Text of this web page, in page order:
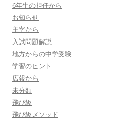
6年生の担任から
お知らせ
主宰から
入試問題解説
地方からの中学受験
学習のヒント
広報から
未分類
飛び級
飛び級メソッド